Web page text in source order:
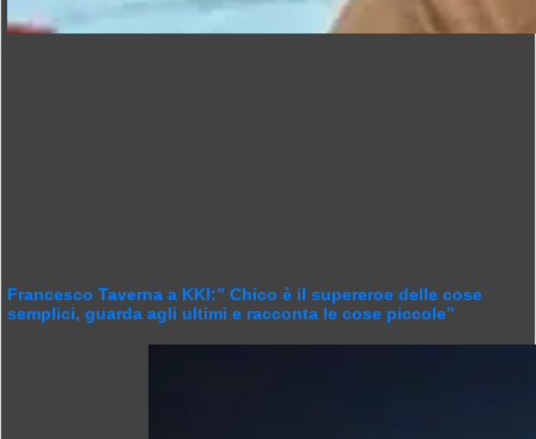
Francesco Taverna a KKI:” Chico è il supereroe delle cose
semplici, guarda agli ultimi e racconta le cose piccole”